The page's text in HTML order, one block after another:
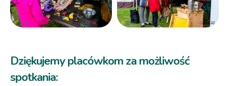
Dziękujemy placówkom za możliwość
spotkania: